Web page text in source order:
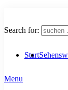
Search for:
Start
Menu